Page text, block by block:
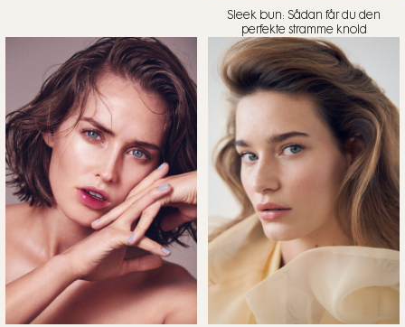
Sleek bun: Sådan får du den
perfekte stramme knold